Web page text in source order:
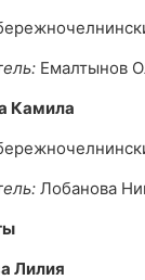
Емалтынов
Камила
Лобанова
Лилия